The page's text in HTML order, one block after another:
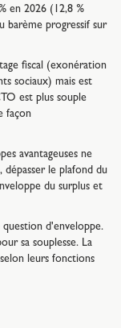
en 2026 (12,8 %
barème progressif sur
fiscal (exonération
sociaux) mais est
est plus souple
façon
avantageuses ne
le plafond du
du surplus et
d'enveloppe.
sa souplesse. La
leurs fonctions